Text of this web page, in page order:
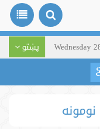
پښتو
نومونه